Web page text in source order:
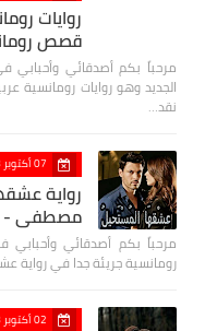
روايات
قصص
الجديد وهو روايات
نقد…
07 أكتوبر 2018
رواية
مصطفي -
رومانسية جريئة جدا في رواية
02 أكتوبر 2018